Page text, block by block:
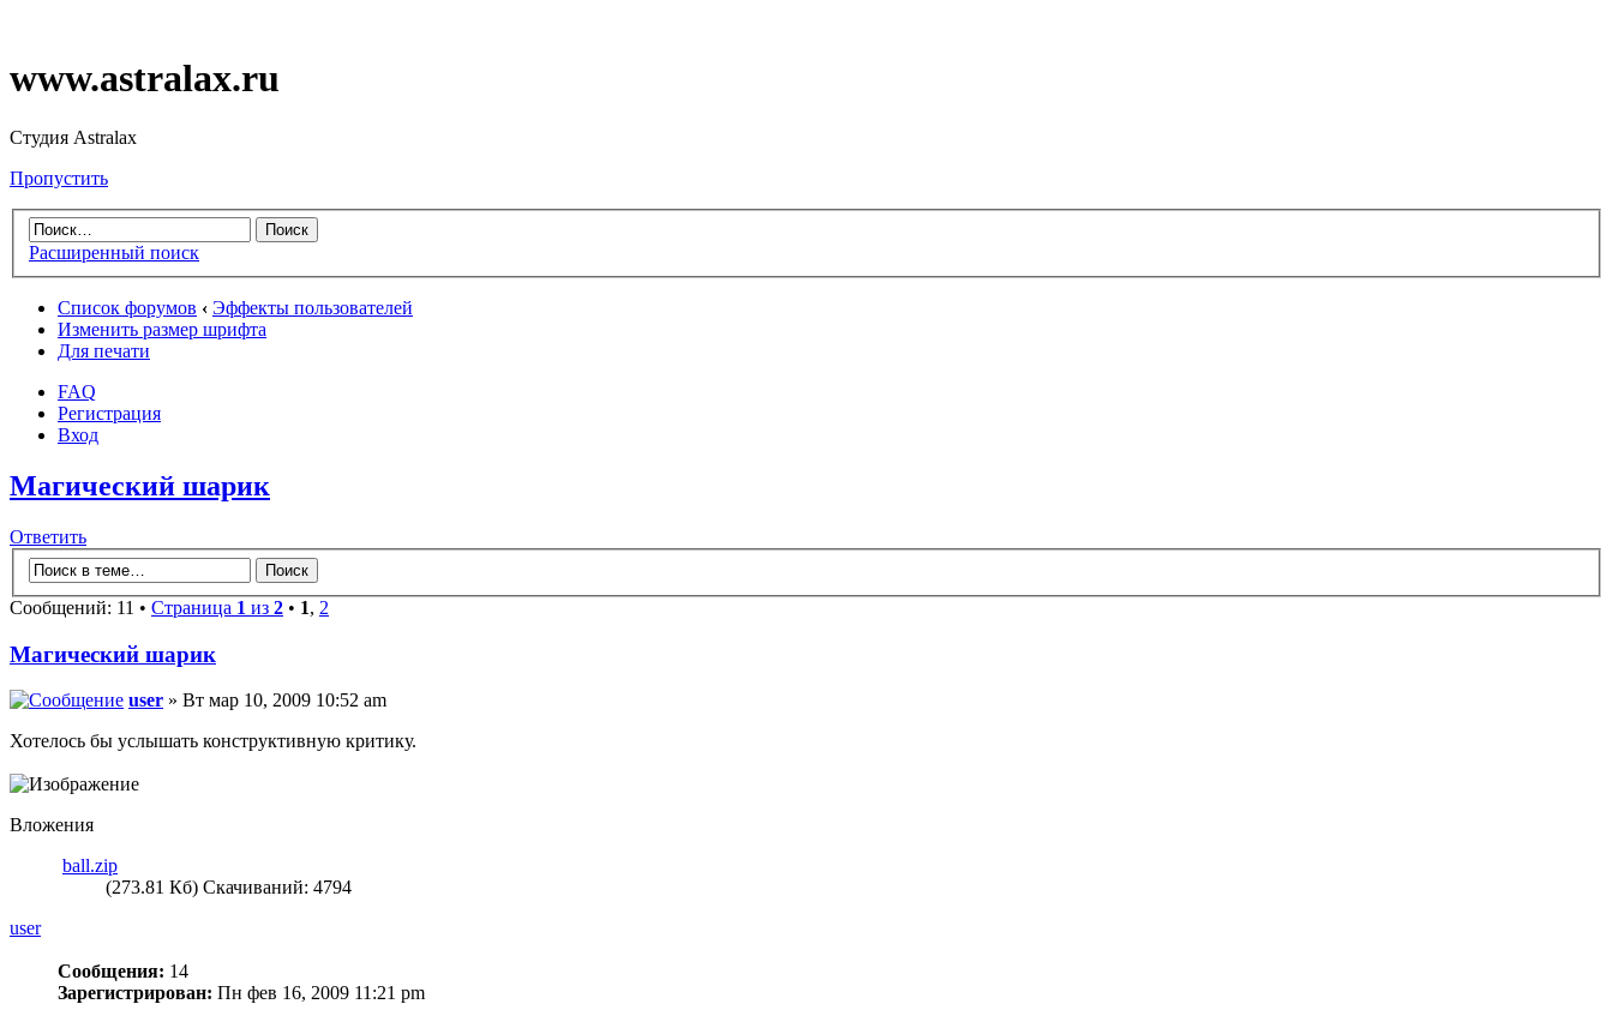
www.astralax.ru
Студия Astralax
Пропустить
Расширенный поиск
Список форумов ‹ Эффекты пользователей
Изменить размер шрифта
Для печати
FAQ
Регистрация
Вход
Магический шарик
Ответить
Сообщений: 11 • Страница 1 из 2 • 1, 2
Магический шарик
user » Вт мар 10, 2009 10:52 am
Хотелось бы услышать конструктивную критику.
Вложения
ball.zip
(273.81 Кб) Скачиваний: 4794
user
Сообщения: 14
Зарегистрирован: Пн фев 16, 2009 11:21 pm